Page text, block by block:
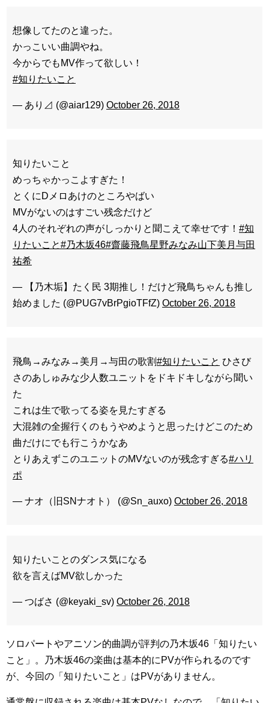
想像してたのと違った。
かっこいい曲調やね。
今からでもMV作って欲しい！
#知りたいこと
— あり⊿ (@aiar129) October 26, 2018
知りたいこと
めっちゃかっこよすぎた！
とくにDメロあけのところやばい
MVがないのはすごい残念だけど
4人のそれぞれの声がしっかりと聞こえて幸せです！ #知
りたいこと#乃木坂46#齋藤飛鳥星野みなみ山下美月与田
祐希
— 【乃木垢】たく民 3期推し！だけど飛鳥ちゃんも推し
始めました (@PUG7vBrPgioTFfZ) October 26, 2018
飛鳥→みなみ→美月→与田の歌割#知りたいこと ひさび
さのあしゅみな少人数ユニットをドキドキしながら聞い
た
これは生で歌ってる姿を見たすぎる
大混雑の全握行くのもうやめようと思ったけどこのため
曲だけにでも行こうかなあ
とりあえずこのユニットのMVないのが残念すぎる#ハリ
ポ
— ナオ（旧SNナオト） (@Sn_auxo) October 26, 2018
知りたいことのダンス気になる
欲を言えばMV欲しかった
— つばさ (@keyaki_sv) October 26, 2018
ソロパートやアニソン的曲調が評判の乃木坂46「知りたい
こと」。乃木坂46の楽曲は基本的にPVが作られるのです
が、今回の「知りたいこと」はPVがありません。